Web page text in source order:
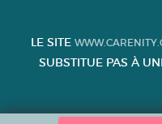
LE SITE
SUBSTITUE PAS À